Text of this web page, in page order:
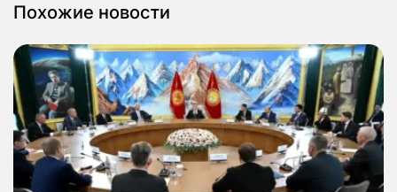
Похожие новости